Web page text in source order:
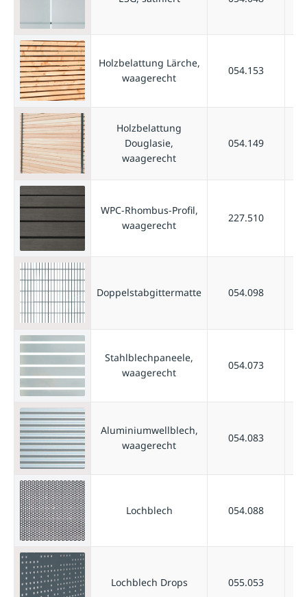
Holzbelattung Lärche,
waagerecht
054.153
Holzbelattung
Douglasie,
waagerecht
054.149
WPC-Rhombus-Profil,
waagerecht
227.510
Doppelstabgittermatte 054.098
Stahlblechpaneele,
waagerecht
054.073
Aluminiumwellblech,
waagerecht
054.083
Lochblech 054.088
Lochblech Drops 055.053